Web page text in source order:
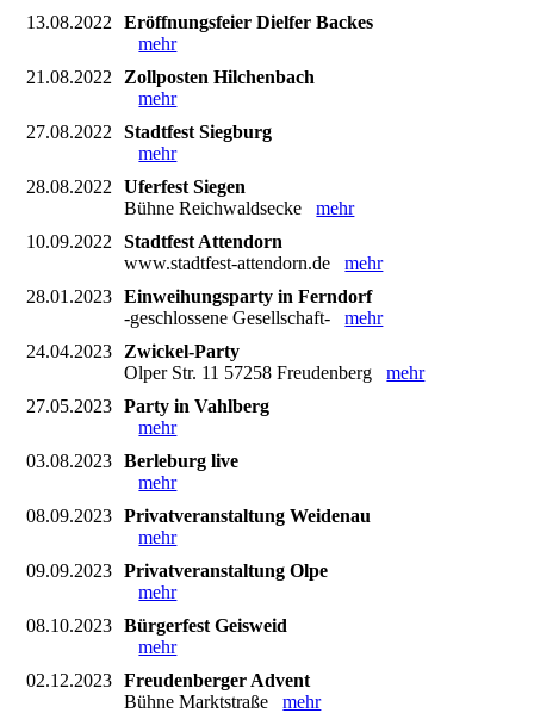
13.08.2022
Eröffnungsfeier Dielfer Backes
mehr
21.08.2022
Zollposten Hilchenbach
mehr
27.08.2022
Stadtfest Siegburg
mehr
28.08.2022
Uferfest Siegen
Bühne Reichwaldseckemehr
10.09.2022
Stadtfest Attendorn
www.stadtfest-attendorn.demehr
28.01.2023
Einweihungsparty in Ferndorf
-geschlossene Gesellschaft-mehr
24.04.2023
Zwickel-Party
Olper Str. 11 57258 Freudenbergmehr
27.05.2023
Party in Vahlberg
mehr
03.08.2023
Berleburg live
mehr
08.09.2023
Privatveranstaltung Weidenau
mehr
09.09.2023
Privatveranstaltung Olpe
mehr
08.10.2023
Bürgerfest Geisweid
mehr
02.12.2023
Freudenberger Advent
Bühne Marktstraßemehr